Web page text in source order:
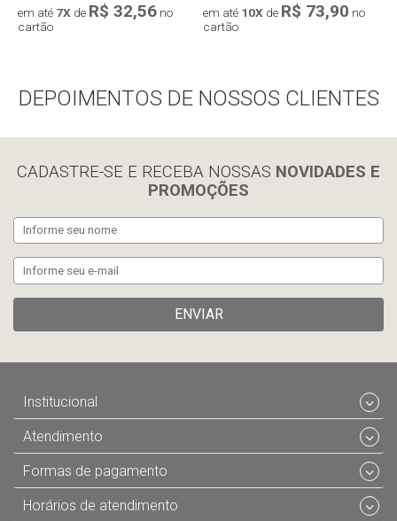
em até 7X de R$ 32,56 no
cartão
Compra rápida
em até 10X de R$ 73,90 no
cartão
Compra rápida
DEPOIMENTOS DE NOSSOS CLIENTES
CADASTRE-SE E RECEBA NOSSAS NOVIDADES E
PROMOÇÕES
ENVIAR
Institucional
Atendimento
Formas de pagamento
Horários de atendimento